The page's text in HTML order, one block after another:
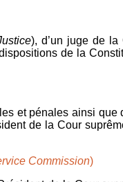
), d’un juge de
de la
et pénales ainsi
de la Cour
Commission)